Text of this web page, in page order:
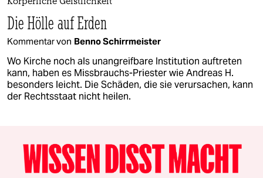
Körperliche Geistlichkeit
Die Hölle auf Erden
Kommentar von Benno Schirrmeister
Wo Kirche noch als unangreifbare Institution auftreten
kann, haben es Missbrauchs-Priester wie Andreas H.
besonders leicht. Die Schäden, die sie verursachen, kann
der Rechtsstaat nicht heilen.